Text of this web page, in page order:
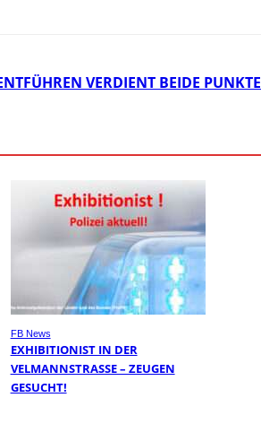
VERDIENT BEIDE PUNKTE
FB News
EXHIBITIONIST IN DER
VELMANNSTRASSE – ZEUGEN G
ESUCHT!